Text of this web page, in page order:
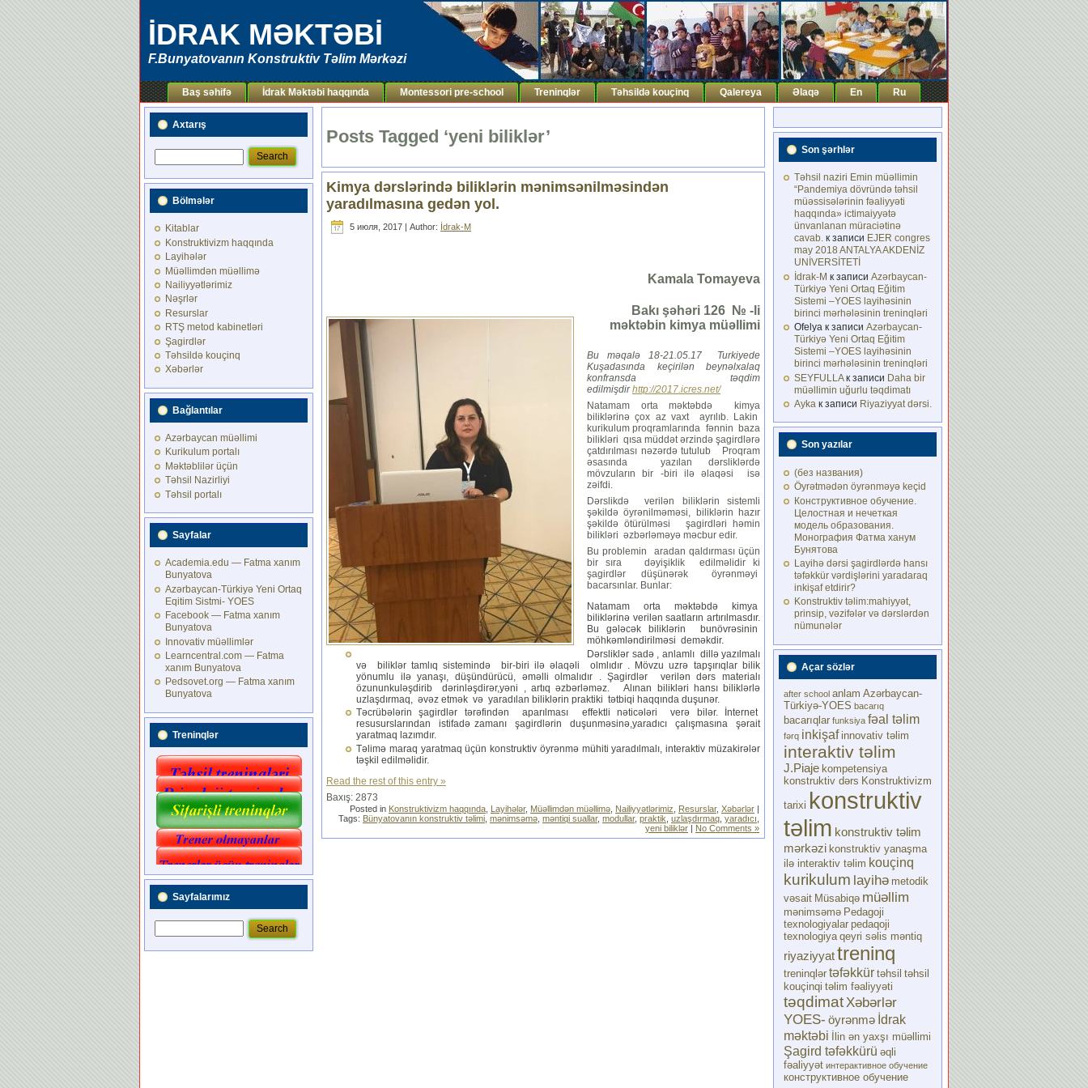
İDRAK MƏKTƏBİ
F.Bunyatovanın Konstruktiv Təlim Mərkəzi
Baş səhifə İdrak Məktəbi haqqında Montessori pre-school Treninqlər Təhsildə kouçinq Qalereya Əlaqə En Ru
Axtarış
Bölmələr
Kitablar
Konstruktivizm haqqında
Layihələr
Müəllimdən müəllimə
Nailiyyətlərimiz
Nəşrlər
Resurslar
RTŞ metod kabinetləri
Şagirdlər
Təhsildə kouçinq
Xəbərlər
Bağlantılar
Azərbaycan müəllimi
Kurikulum portalı
Məktəblilər üçün
Təhsil Nazirliyi
Təhsil portalı
Sayfalar
Academia.edu — Fatma xanım
Bunyatova
Azərbaycan-Türkiyə Yeni Ortaq
Eqitim Sistmi- YOES
Facebook — Fatma xanım
Bunyatova
Innovativ müəllimlər
Learncentral.com — Fatma
xanım Bunyatova
Pedsovet.org — Fatma xanım
Bunyatova
Treninqlər
Sayfalarımız
Posts Tagged ‘yeni biliklər’
Kimya dərslərində biliklərin mənimsənilməsindən
yaradılmasına gedən yol.
5 июля, 2017 | Author: İdrak-M
Kamala Tomayeva
Bakı şəhəri 126 № -li
məktəbin kimya müəllimi
Bu məqalə 18-21.05.17 Turkiyede
Kuşadasında keçirilən beynəlxalaq
konfransda təqdim
edilmişdirhttp://2017.icres.net/
Natamam orta məktəbdə kimya
biliklərinə çox az vaxt ayrılıb. Lakin
kurikulum proqramlarında fənnin baza
bilikləri qısa müddət ərzində şagirdlərə
çatdırılması nəzərdə tutulub Proqram
əsasında yazılan dərsliklərdə
mövzuların bir -biri ilə əlaqəsi isə
zəifdi.
Dərslikdə verilən biliklərin sistemli
şəkildə öyrənilməməsi, biliklərin hazır
şəkildə ötürülməsi şagirdləri həmin
bilikləri əzbərləməyə məcbur edir.
Bu problemin aradan qaldırması üçün
bir sıra dəyişiklik edilməlidir ki
şagirdlər düşünərək öyrənməyi
bacarsınlar. Bunlar:
Natamam orta məktəbdə kimya
biliklərinə verilən saatların artırılmasdır.
Bu gələcək biliklərin bunövrəsinin
möhkəmləndirilməsi deməkdir.
Dərsliklər sadə , anlamlı dillə yazılmalı
və biliklər tamlıq sistemində bir-biri ilə əlaqəli olmlıdır . Mövzu uzrə tapşırıqlar bilik
yönumlu ilə yanaşı, düşündürücü, əməlli olmalıdır . Şagirdlər verilən dərs materialı
özununkuləşdirib dərinləşdirər,yəni , artıq əzbərləməz. Alınan bilikləri hansı biliklərlə
uzlaşdırmaq, əvəz etmək və yaradılan biliklərin praktiki tətbiqi haqqında duşunər.
Təcrübələrin şagirdlər tərəfindən aparılması effektli nəticələri verə bilər. İnternet
resusurslarından istifadə zamanı şagirdlərin duşunməsinə,yaradıcı çalışmasına şərait
yaratmaq lazımdır.
Təlimə maraq yaratmaq üçün konstruktiv öyrənmə mühiti yaradılmalı, interaktiv müzakirələr
təşkil edilməlidir.
Read the rest of this entry »
Baxış: 2873
Posted in Konstruktivizm haqqında Layihələr, Müəllimdən müəllimə Nailiyyətlərimiz Resurslar, Xəbərlər |
Tags: Bünyatovanın konstruktiv təlimi mənimsəmə məntiqi suallar, modullar, praktik uzlaşdırmaq yaradıcı
yeni biliklər | No Comments »
Son şərhlər
Təhsil naziri Emin müəllimin
“Pandemiya dövründə təhsil
müəssisələrinin fəaliyyəti
haqqında» ictimaiyyətə
ünvanlanan müraciətinə
cavab. к записи EJER congres
may 2018 ANTALYA AKDENİZ
UNİVERSİTETİ
İdrak-M к записи Azərbaycan-
Türkiyə Yeni Ortaq Eğitim
Sistemi –YOES layihəsinin
birinci mərhələsinin treninqləri
Ofelya к записи Azərbaycan-
Türkiyə Yeni Ortaq Eğitim
Sistemi –YOES layihəsinin
birinci mərhələsinin treninqləri
SEYFULLAк записи Daha bir
müəllimin uğurlu təqdimatı
Ayka к записи Riyaziyyat dərsi.
Son yazılar
(без названия)
Öyrətmədən öyrənməyə keçid
Конструктивное обучение.
Целостная и нечеткая
модель образования.
Монография Фатма ханум
Бунятова
Layihə dərsi şagirdlərdə hansı
təfəkkür vərdişlərini yaradaraq
inkişaf etdirir?
Konstruktiv təlim:mahiyyət,
prinsip, vəzifələr və dərslərdən
nümunələr
Açar sözlər
after school anlam Azərbaycan-
Türkiyə-YOES bacarıq
bacarıqlar funksiya fəal təlim
fərq inkişaf innovativ təlim
interaktiv təlim
J.Piaje kompetensiya
konstruktiv dərs Konstruktivizm
tarixi konstruktiv
təlim konstruktiv təlim
mərkəzi konstruktiv yanaşma
ilə interaktiv təlim kouçinq
kurikulum layihə metodik
vəsait Müsabiqə müəllim
mənimsəmə Pedagoji
texnologiyalar pedaqoji
texnologiya qeyri səlis məntiq
riyaziyyattreninq
treninqlər təfəkkür təhsil təhsil
kouçinqi təlim fəaliyyəti
təqdimat Xəbərlər
YOES- öyrənmə İdrak
məktəbi İlin ən yaxşı müəllimi
Şagird təfəkkürü əqli
fəaliyyət интерактивное обучение
конструктивное обучение